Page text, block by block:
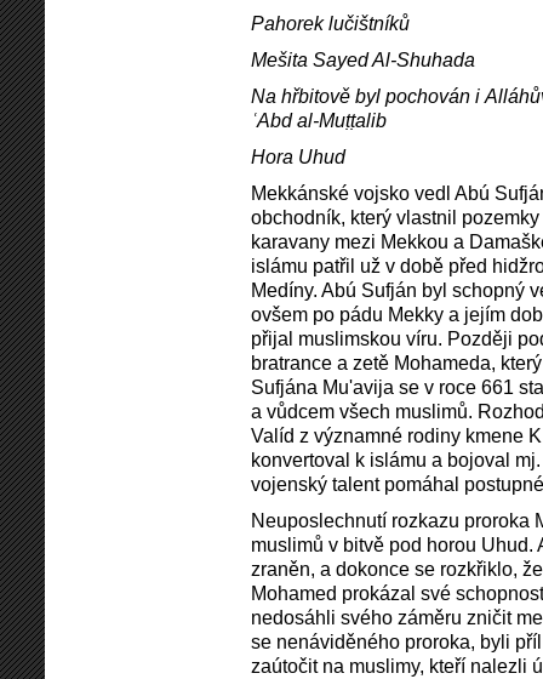
Pahorek lučištníků
Mešita Sayed Al-Shuhada
Na hřbitově byl pochován i
ʿAbd al-Muṭṭalib
Hora Uhud
Mekkánské vojsko vedl Abú
obchodník, který vlastnil
karavany mezi Mekkou a
islámu patřil už v době před
Medíny. Abú Sufján byl schopný
ovšem po pádu Mekky a jejím
přijal muslimskou víru. Později
bratrance a zetě Mohameda,
Sufjána Mu'avija se v roce 661
a vůdcem všech muslimů.
Valíd z významné rodiny kmene
konvertoval k islámu a bojoval
vojenský talent pomáhal
Neuposlechnutí rozkazu proroka
muslimů v bitvě pod horou Uhud.
zraněn, a dokonce se rozkřiklo,
Mohamed prokázal své
nedosáhli svého záměru zničit
se nenáviděného proroka, byli
zaútočit na muslimy, kteří nalezli